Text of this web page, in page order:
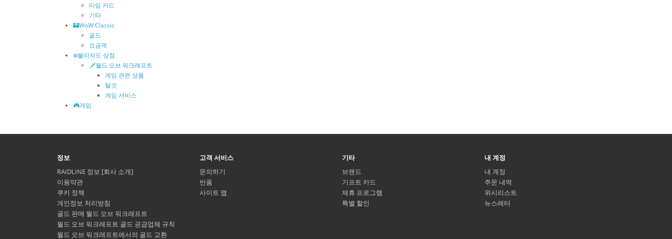
타임 카드
기타
🏰WoW Classic
골드
요금제
❄️블리자드 상점
🗡️월드 오브 워크래프트
게임 관련 상품
탈것
게임 서비스
🎮게임
정보
RAIDLINE 정보 [회사 소개]
이용약관
쿠키 정책
개인정보 처리방침
골드 판매 월드 오브 워크래프트
월드 오브 워크래프트 골드 공급업체 규칙
월드 오브 워크래프트에서의 골드 교환
고객 서비스
문의하기
반품
사이트 맵
기타
브랜드
기프트 카드
제휴 프로그램
특별 할인
내 계정
내 계정
주문 내역
위시리스트
뉴스레터